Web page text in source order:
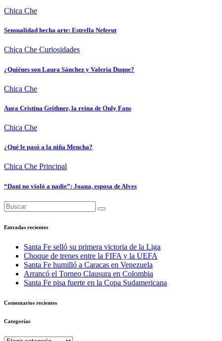
Chica Che
Sensualidad hecha arte: Estrella Neferut
Chica Che Curiosidades
¿Quiénes son Laura Sánchez y Valeria Duque?
Chica Che
Aura Cristina Geithner, la reina de Only Fans
Chica Che
¿Qué le pasó a la niña Mencha?
Chica Che Principal
“Dani no violó a nadie”: Joana, esposa de Alves
Entradas recientes
Santa Fe selló su primera victoria de la Liga
Choque de trenes entre la FIFA y la UEFA
Santa Fe humilló a Caracas en Venezuela
Arrancó el Torneo Clausura en Colombia
Santa Fe pisa fuerte en la Copa Sudamericana
Comentarios recientes
Categorías